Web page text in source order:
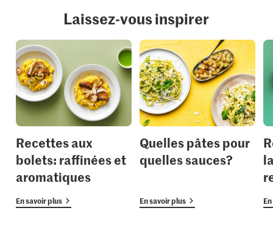
Laissez-vous inspirer
Recettes aux
bolets: raffinées et
aromatiques
En savoir plus
Quelles pâtes pour
quelles sauces?
En savoir plus